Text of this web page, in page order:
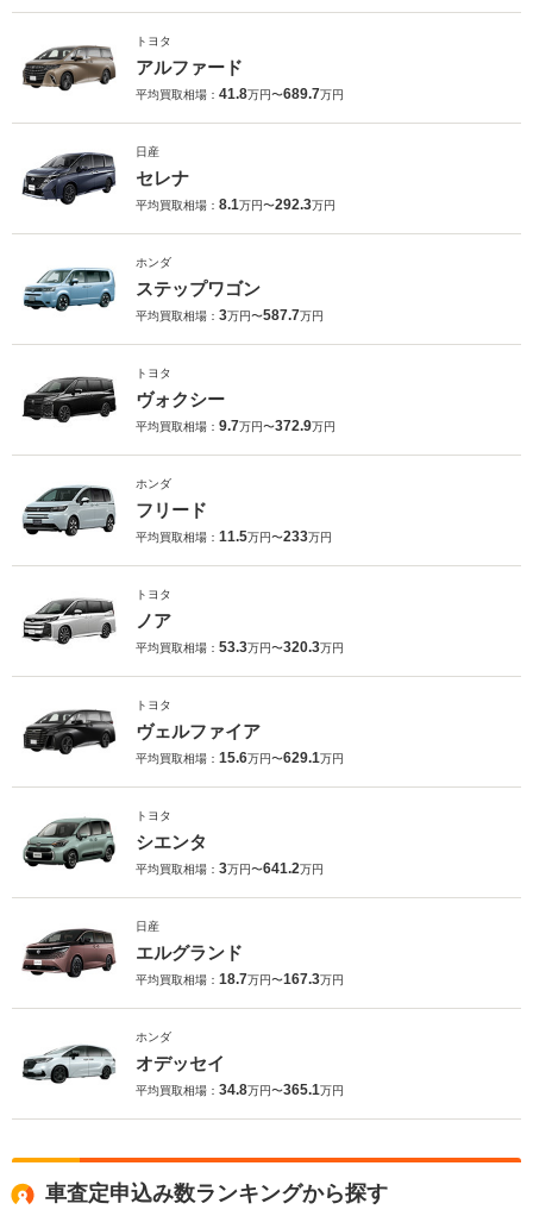
トヨタ
アルファード
平均買取相場： 41.8万円〜689.7万円
日産
セレナ
平均買取相場： 8.1万円〜292.3万円
ホンダ
ステップワゴン
平均買取相場： 3万円〜587.7万円
トヨタ
ヴォクシー
平均買取相場： 9.7万円〜372.9万円
ホンダ
フリード
平均買取相場： 11.5万円〜233万円
トヨタ
ノア
平均買取相場： 53.3万円〜320.3万円
トヨタ
ヴェルファイア
平均買取相場： 15.6万円〜629.1万円
トヨタ
シエンタ
平均買取相場： 3万円〜641.2万円
日産
エルグランド
平均買取相場： 18.7万円〜167.3万円
ホンダ
オデッセイ
平均買取相場： 34.8万円〜365.1万円
車査定申込み数ランキングから探す